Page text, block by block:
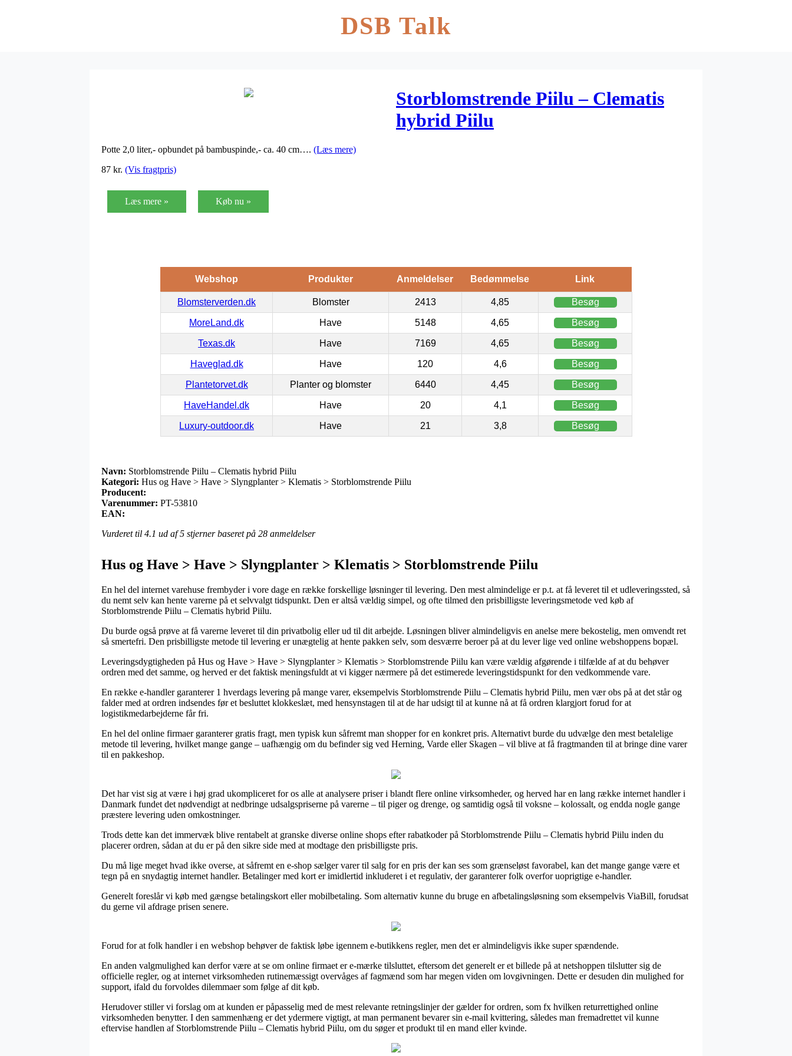
DSB Talk
Storblomstrende Piilu – Clematis
hybrid Piilu
Potte 2,0 liter,- opbundet på bambuspinde,- ca. 40 cm…. (Læs mere)
87 kr. (Vis fragtpris)
Læs mere » Køb nu »
Webshop Produkter Anmeldelser Bedømmelse Link
Blomsterverden.dk Blomster 2413 4,85 Besøg
MoreLand.dk Have 5148 4,65 Besøg
Texas.dk Have 7169 4,65 Besøg
Haveglad.dk Have 120 4,6 Besøg
Plantetorvet.dk Planter og blomster 6440 4,45 Besøg
HaveHandel.dk Have 20 4,1 Besøg
Luxury-outdoor.dk Have 21 3,8 Besøg
Navn: Storblomstrende Piilu – Clematis hybrid Piilu
Kategori: Hus og Have > Have > Slyngplanter > Klematis > Storblomstrende Piilu
Producent:
Varenummer: PT-53810
EAN:
Vurderet til 4.1 ud af 5 stjerner baseret på 28 anmeldelser
Hus og Have > Have > Slyngplanter > Klematis > Storblomstrende Piilu
En hel del internet varehuse frembyder i vore dage en række forskellige løsninger til levering. Den mest almindelige er p.t. at få leveret til et udleveringssted, så
du nemt selv kan hente varerne på et selvvalgt tidspunkt. Den er altså vældig simpel, og ofte tilmed den prisbilligste leveringsmetode ved køb af
Storblomstrende Piilu – Clematis hybrid Piilu.
Du burde også prøve at få varerne leveret til din privatbolig eller ud til dit arbejde. Løsningen bliver almindeligvis en anelse mere bekostelig, men omvendt ret
så smertefri. Den prisbilligste metode til levering er unægtelig at hente pakken selv, som desværre beroer på at du lever lige ved online webshoppens bopæl.
Leveringsdygtigheden på Hus og Have > Have > Slyngplanter > Klematis > Storblomstrende Piilu kan være vældig afgørende i tilfælde af at du behøver
ordren med det samme, og herved er det faktisk meningsfuldt at vi kigger nærmere på det estimerede leveringstidspunkt for den vedkommende vare.
En række e-handler garanterer 1 hverdags levering på mange varer, eksempelvis Storblomstrende Piilu – Clematis hybrid Piilu, men vær obs på at det står og
falder med at ordren indsendes før et besluttet klokkeslæt, med hensynstagen til at de har udsigt til at kunne nå at få ordren klargjort forud for at
logistikmedarbejderne får fri.
En hel del online firmaer garanterer gratis fragt, men typisk kun såfremt man shopper for en konkret pris. Alternativt burde du udvælge den mest betalelige
metode til levering, hvilket mange gange – uafhængig om du befinder sig ved Herning, Varde eller Skagen – vil blive at få fragtmanden til at bringe dine varer
til en pakkeshop.
Det har vist sig at være i høj grad ukompliceret for os alle at analysere priser i blandt flere online virksomheder, og herved har en lang række internet handler i
Danmark fundet det nødvendigt at nedbringe udsalgspriserne på varerne – til piger og drenge, og samtidig også til voksne – kolossalt, og endda nogle gange
præstere levering uden omkostninger.
Trods dette kan det immervæk blive rentabelt at granske diverse online shops efter rabatkoder på Storblomstrende Piilu – Clematis hybrid Piilu inden du
placerer ordren, sådan at du er på den sikre side med at modtage den prisbilligste pris.
Du må lige meget hvad ikke overse, at såfremt en e-shop sælger varer til salg for en pris der kan ses som grænseløst favorabel, kan det mange gange være et
tegn på en snydagtig internet handler. Betalinger med kort er imidlertid inkluderet i et regulativ, der garanterer folk overfor uoprigtige e-handler.
Generelt foreslår vi køb med gængse betalingskort eller mobilbetaling. Som alternativ kunne du bruge en afbetalingsløsning som eksempelvis ViaBill, forudsat
du gerne vil afdrage prisen senere.
Forud for at folk handler i en webshop behøver de faktisk løbe igennem e-butikkens regler, men det er almindeligvis ikke super spændende.
En anden valgmulighed kan derfor være at se om online firmaet er e-mærke tilsluttet, eftersom det generelt er et billede på at netshoppen tilslutter sig de
officielle regler, og at internet virksomheden rutinemæssigt overvåges af fagmænd som har megen viden om lovgivningen. Dette er desuden din mulighed for
support, ifald du forvoldes dilemmaer som følge af dit køb.
Herudover stiller vi forslag om at kunden er påpasselig med de mest relevante retningslinjer der gælder for ordren, som fx hvilken returrettighed online
virksomheden benytter. I den sammenhæng er det ydermere vigtigt, at man permanent bevarer sin e-mail kvittering, således man fremadrettet vil kunne
eftervise handlen af Storblomstrende Piilu – Clematis hybrid Piilu, om du søger et produkt til en mand eller kvinde.